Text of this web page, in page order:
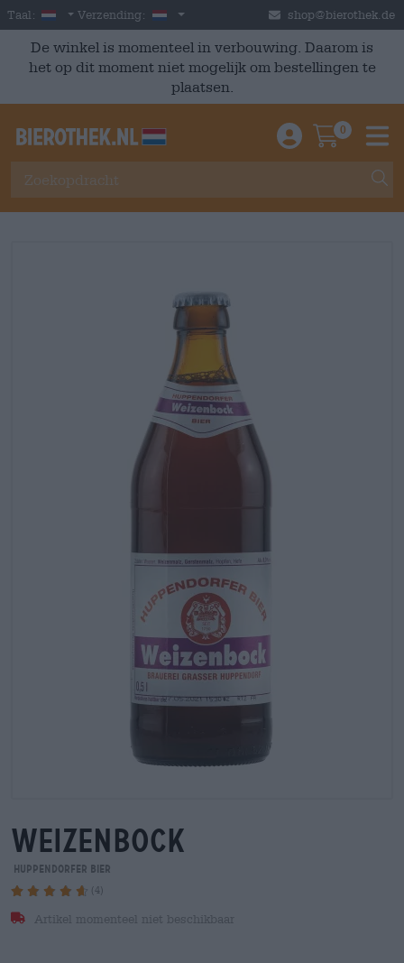
Skip to main content
Taal: Dutch
Verzending: Nederland shop@bierothek.de
De winkel is momenteel in verbouwing. Daarom is
het op dit moment niet mogelijk om bestellingen te
plaatsen.
Einloggen /
0
weizenbock
Huppendorfer Bier
(4)
Artikel momenteel niet beschikbaar